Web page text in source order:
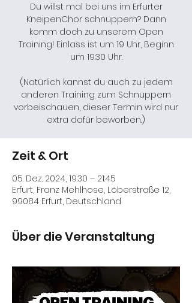
Du willst mal bei uns im Erfurter
KneipenChor schnuppern? Dann
komm doch zu unserem Open
Training! Einlass ist um 19 Uhr, Beginn
um 19:30 Uhr.
(Natürlich kannst du auch zu jedem
anderen Training zum Schnuppern
vorbeischauen, dieser Termin wird nur
extra dafür beworben.)
Zeit & Ort
05. Dez. 2024, 19:30 – 21:45
Erfurt, Franz Mehlhose, Löberstraße 12,
99084 Erfurt, Deutschland
Über die Veranstaltung